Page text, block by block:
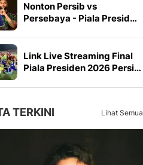
Nonton Persib vs
Persebaya - Piala Presid…
Link Live Streaming Final
Piala Presiden 2026 Persi…
TERKINI Lihat Semua